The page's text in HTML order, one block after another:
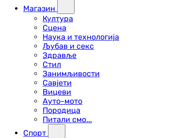
Магазин
Култура
Сцена
Наука и технологија
Љубав и секс
Здравље
Стил
Занимљивости
Савјети
Вицеви
Ауто-мото
Породица
Питали смо...
Спорт